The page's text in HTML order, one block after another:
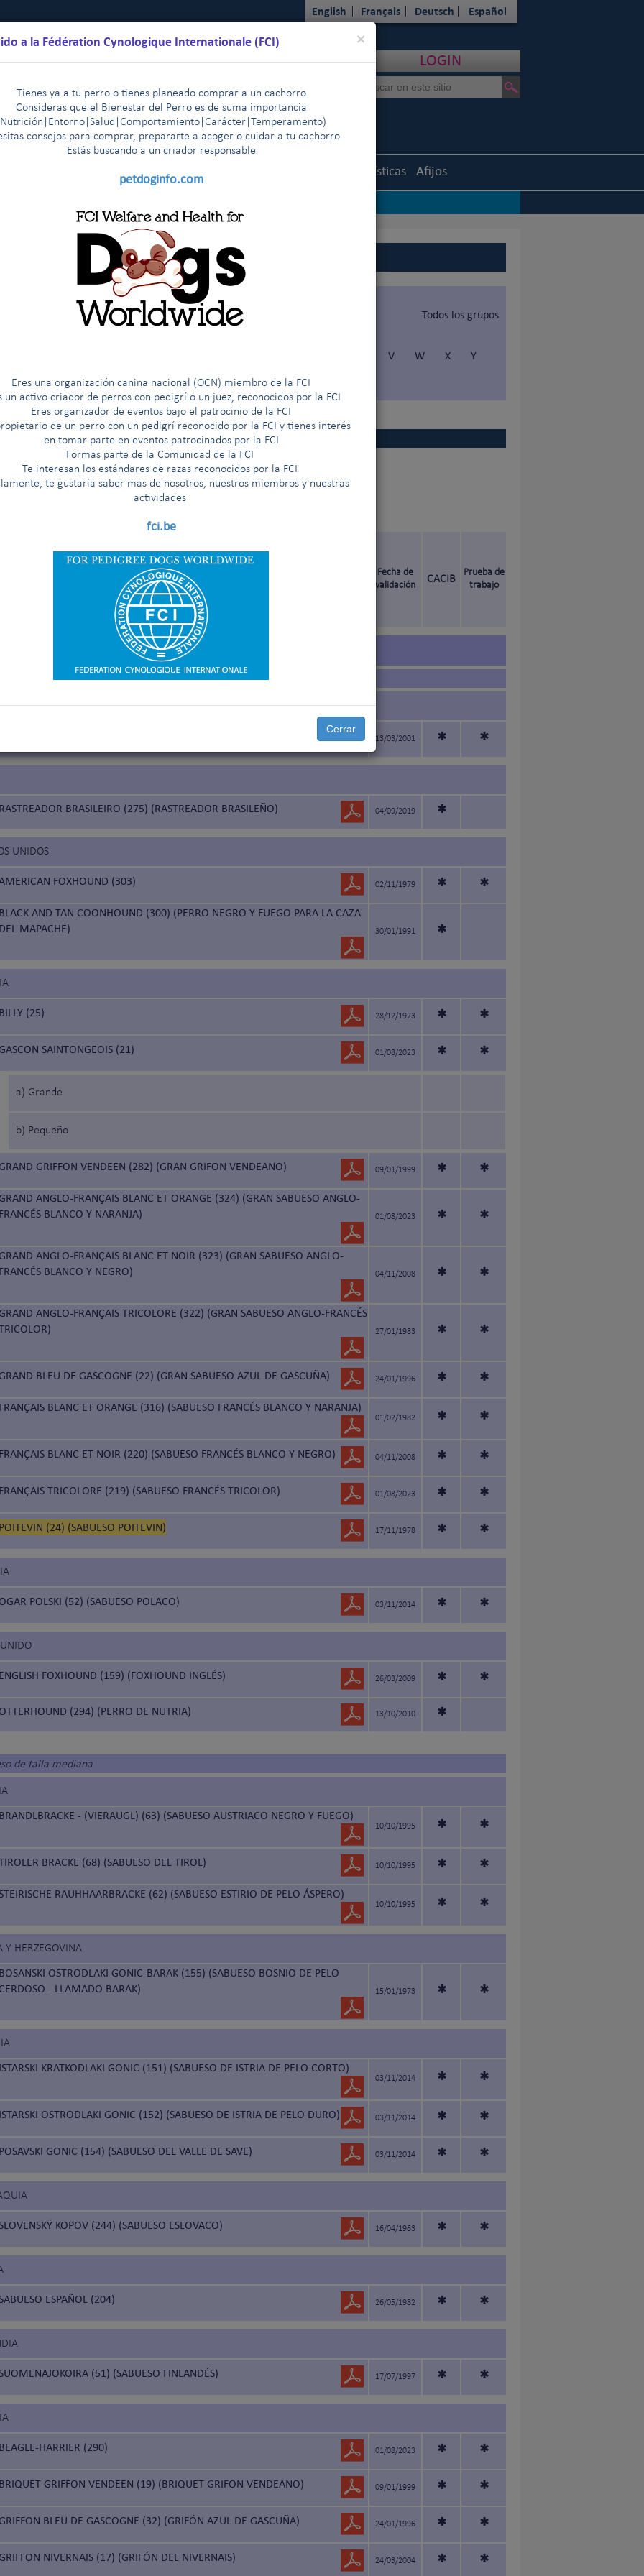
×
a la Fédération Cynologique Internationale (FCI)
Tienes ya a tu perro o tienes planeado comprar a un cachorro
Consideras que el Bienestar del Perro es de suma importancia
consejos para comprar, prepararte a acoger o cuidar a tu cachorro
Estás buscando a un criador responsable
petdoginfo.com
Eres una organización canina nacional (OCN) miembro de la FCI
un activo criador de perros con pedigrí o un juez, reconocidos por la FCI
Eres organizador de eventos bajo el patrocinio de la FCI
de un perro con un pedigrí reconocido por la FCI y tienes interés
en tomar parte en eventos patrocinados por la FCI
Formas parte de la Comunidad de la FCI
Te interesan los estándares de razas reconocidos por la FCI
te gustaría saber mas de nosotros, nuestros miembros y nuestras
actividades
fci.be
Cerrar
English Français Deutsch Español
LOGIN
Resultados Estadísticas Afijos
razas de la FCI
Todos los grupos
V W X
Y
de rastro y razas semejantes
au Championnat International de Beauté (premio para el título de «Campeón Internacional de
prueba de trabajo según la Nomenclatura de razas de la FCI
prueba de trabajo solamente para los países que lo hayan solicitado
de trabajo solamente para los países nórdicos (Finlandia, Noruega, Suecia)
Fecha de
validación
CACIB
Prueba de
trabajo
de talla grande
13/03/2001 * *
RASTREADOR BRASILEIRO (275) (RASTREADOR BRASILEÑO) 04/09/2019 *
UNIDOS
FOXHOUND (303) 02/11/1979 * *
BLACK AND TAN COONHOUND (300) (PERRO NEGRO Y FUEGO PARA LA CAZA
DEL MAPACHE)
30/01/1991 *
BILLY (25) 28/12/1973 * *
GASCON SAINTONGEOIS (21) 01/08/2023 * *
a) Grande
b) Pequeño
GRAND GRIFFON VENDEEN (282) (GRAN GRIFON VENDEANO) 09/01/1999 * *
GRAND ANGLO-FRANÇAIS BLANC ET ORANGE (324) (GRAN SABUESO ANGLO-
FRANCÉS BLANCO Y NARANJA)
01/08/2023 * *
GRAND ANGLO-FRANÇAIS BLANC ET NOIR (323) (GRAN SABUESO ANGLO-
FRANCÉS BLANCO Y NEGRO)
04/11/2008 * *
GRAND ANGLO-FRANÇAIS TRICOLORE (322) (GRAN SABUESO ANGLO-FRANCÉS
27/01/1983 * *
GRAND BLEU DE GASCOGNE (22) (GRAN SABUESO AZUL DE GASCUÑA) 24/01/1996 * *
FRANÇAIS BLANC ET ORANGE (316) (SABUESO FRANCÉS BLANCO Y NARANJA)
01/02/1982 * *
FRANÇAIS BLANC ET NOIR (220) (SABUESO FRANCÉS BLANCO Y NEGRO) 04/11/2008 * *
FRANÇAIS TRICOLORE (219) (SABUESO FRANCÉS TRICOLOR) 01/08/2023 * *
POITEVIN (24) (SABUESO POITEVIN) 17/11/1978 * *
OGAR POLSKI (52) (SABUESO POLACO) 03/11/2014 * *
ENGLISH FOXHOUND (159) (FOXHOUND INGLÉS) 26/03/2009 * *
OTTERHOUND (294) (PERRO DE NUTRIA) 13/10/2010 *
de talla mediana
BRANDLBRACKE - (VIERÄUGL) (63) (SABUESO AUSTRIACO NEGRO Y FUEGO)
10/10/1995 * *
BRACKE (68) (SABUESO DEL TIROL) 10/10/1995 * *
RAUHHAARBRACKE (62) (SABUESO ESTIRIO DE PELO ÁSPERO)
10/10/1995 * *
Y HERZEGOVINA
BOSANSKI OSTRODLAKI GONIC-BARAK (155) (SABUESO BOSNIO DE PELO
CERDOSO - LLAMADO BARAK)
15/01/1973 * *
ISTARSKI KRATKODLAKI GONIC (151) (SABUESO DE ISTRIA DE PELO CORTO)
03/11/2014 * *
ISTARSKI OSTRODLAKI GONIC (152) (SABUESO DE ISTRIA DE PELO DURO) 03/11/2014 * *
POSAVSKI GONIC (154) (SABUESO DEL VALLE DE SAVE) 03/11/2014 * *
KOPOV (244) (SABUESO ESLOVACO) 16/04/1963 * *
ESPAÑOL (204) 26/05/1982 * *
(51) (SABUESO FINLANDÉS) 17/07/1997 * *
BEAGLE-HARRIER (290) 01/08/2023 * *
BRIQUET GRIFFON VENDEEN (19) (BRIQUET GRIFON VENDEANO) 09/01/1999 * *
GRIFFON BLEU DE GASCOGNE (32) (GRIFÓN AZUL DE GASCUÑA) 24/01/1996 * *
GRIFFON NIVERNAIS (17) (GRIFÓN DEL NIVERNAIS) 24/03/2004 * *